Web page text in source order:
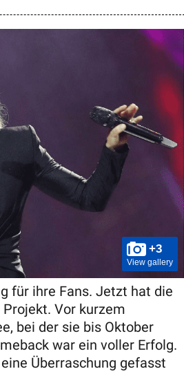
+3
View gallery
für ihre Fans. Jetzt hat die
Vor kurzem
bei der sie bis Oktober
war ein voller Erfolg.
Überraschung gefasst